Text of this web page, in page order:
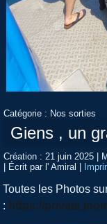
Catégorie : Nos sorties
Giens , un
Création : 21 juin 2025 |
| Écrit par l' Amiral |
Toutes les Photos
: https://